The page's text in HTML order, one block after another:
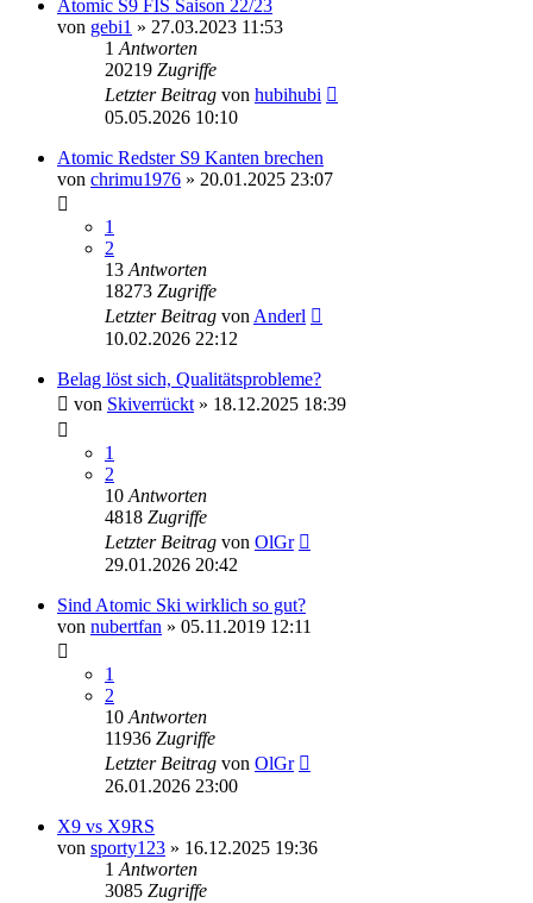
Atomic S9 FIS Saison 22/23
von gebi1 » 27.03.2023 11:53
1 Antworten
20219 Zugriffe
Letzter Beitrag von hubihubi
05.05.2026 10:10
Atomic Redster S9 Kanten brechen
von chrimu1976 » 20.01.2025 23:07
1
2
13 Antworten
18273 Zugriffe
Letzter Beitrag von Anderl
10.02.2026 22:12
Belag löst sich, Qualitätsprobleme?
von Skiverrückt » 18.12.2025 18:39
1
2
10 Antworten
4818 Zugriffe
Letzter Beitrag von OlGr
29.01.2026 20:42
Sind Atomic Ski wirklich so gut?
von nubertfan » 05.11.2019 12:11
1
2
10 Antworten
11936 Zugriffe
Letzter Beitrag von OlGr
26.01.2026 23:00
X9 vs X9RS
von sporty123 » 16.12.2025 19:36
1 Antworten
3085 Zugriffe